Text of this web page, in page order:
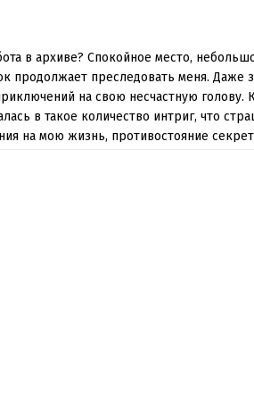
в архиве? Спокойное место,
продолжает преследовать меня. Даже
на свою несчастную голову.
в такое количество интриг, что
на мою жизнь, противостояние
Да и так называемый жених,
приступила к выполнению своих